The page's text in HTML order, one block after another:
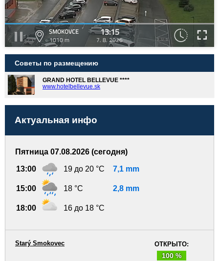
SMOKOVCE
1010 m
13:15
7. 8. 2026
Советы по размещению
GRAND HOTEL BELLEVUE ****
www.hotelbellevue.sk
Актуальная инфо
Пятница 07.08.2026 (сегодня)
13:00 19 до 20 °C 7,1 mm
15:00 18 °C 2,8 mm
18:00 16 до 18 °C
ОТКРЫТО:
100 %
Starý Smokovec